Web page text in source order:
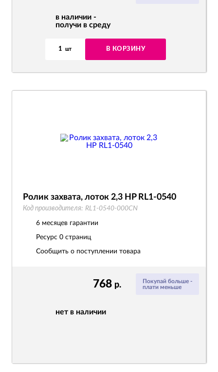
в наличии -
получи в среду
1 шт В КОРЗИНУ
Покупай больше -
плати меньше
768 р.
нет в наличии
Ролик захвата, лоток 2,3 HP RL1-0540
Код производителя: RL1-0540-000CN
6 месяцев гарантии
Ресурс 0 страниц
Сообщить о поступлении товара